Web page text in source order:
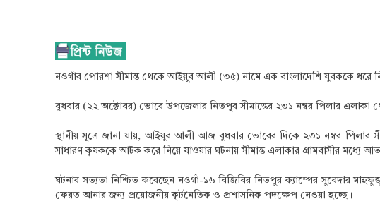
নওগাঁর পোরশা সীমান্ত থেকে আইয়ুব আলী (৩৫) নামে এক বাংলাদেশি যুবককে ধরে
বুধবার (২২ অক্টোবর) ভোরে উপজেলার নিতপুর সীমান্তের ২৩১ নম্বর পিলার
স্থানীয় সূত্রে জানা যায়, আইয়ুব আলী আজ বুধবার ভোরের দিকে ২৩১ নম্বর পিলার
সাধারণ কৃষককে আটক করে নিয়ে যাওয়ার ঘটনায় সীমান্ত এলাকার গ্রামবাসীর মধ্যে
ঘটনার সত্যতা নিশ্চিত করেছেন নওগাঁ-১৬ বিজিবির নিতপুর ক্যাম্পের সুবেদার
ফেরত আনার জন্য প্রয়োজনীয় কূটনৈতিক ও প্রশাসনিক পদক্ষেপ নেওয়া হচ্ছে।